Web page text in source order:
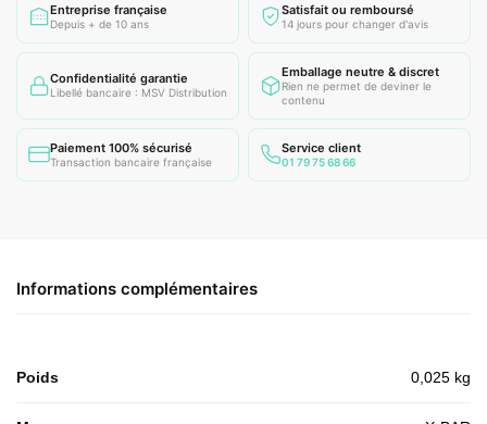
Entreprise française
Depuis + de 10 ans
Satisfait ou remboursé
14 jours pour changer d'avis
Confidentialité garantie
Libellé bancaire : MSV Distribution
Emballage neutre & discret
Rien ne permet de deviner le
contenu
Paiement 100% sécurisé
Transaction bancaire française
Service client
01 79 75 68 66
Informations complémentaires
Poids 0,025 kg